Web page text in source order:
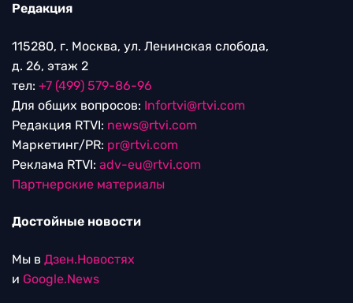
Редакция
115280, г. Москва, ул. Ленинская слобода,
д. 26, этаж 2
тел: +7 (499) 579-86-96
Для общих вопросов: Infortvi@rtvi.com
Редакция RTVI: news@rtvi.com
Маркетинг/PR: pr@rtvi.com
Реклама RTVI: adv-eu@rtvi.com
Партнерские материалы
Достойные новости
Мы в Дзен.Новостях
и Google.News